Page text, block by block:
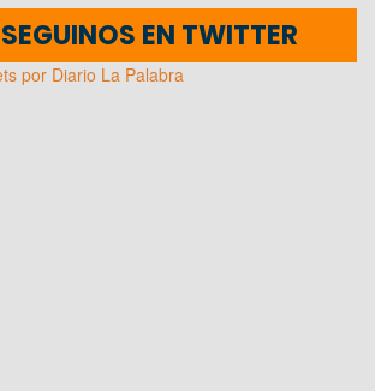
EN TWITTER
por Diario La Palabra